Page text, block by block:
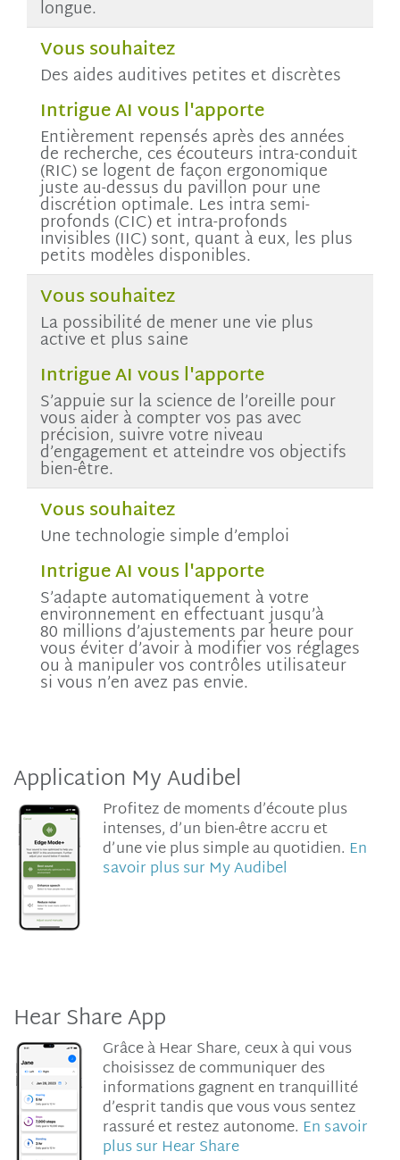
longue.
Vous souhaitez
Des aides auditives petites et discrètes
Intrigue AI vous l'apporte
Entièrement repensés après des années
de recherche, ces écouteurs intra-conduit
(RIC) se logent de façon ergonomique
juste au-dessus du pavillon pour une
discrétion optimale. Les intra semi-
profonds (CIC) et intra-profonds
invisibles (IIC) sont, quant à eux, les plus
petits modèles disponibles.
Vous souhaitez
La possibilité de mener une vie plus
active et plus saine
Intrigue AI vous l'apporte
S’appuie sur la science de l’oreille pour
vous aider à compter vos pas avec
précision, suivre votre niveau
d’engagement et atteindre vos objectifs
bien-être.
Vous souhaitez
Une technologie simple d’emploi
Intrigue AI vous l'apporte
S’adapte automatiquement à votre
environnement en effectuant jusqu’à
80 millions d’ajustements par heure pour
vous éviter d’avoir à modifier vos réglages
ou à manipuler vos contrôles utilisateur
si vous n’en avez pas envie.
Application My Audibel
Profitez de moments d’écoute plus
intenses, d’un bien-être accru et
d’une vie plus simple au quotidien. En
savoir plus sur My Audibel
Hear Share App
Grâce à Hear Share, ceux à qui vous
choisissez de communiquer des
informations gagnent en tranquillité
d’esprit tandis que vous vous sentez
rassuré et restez autonome. En savoir
plus sur Hear Share